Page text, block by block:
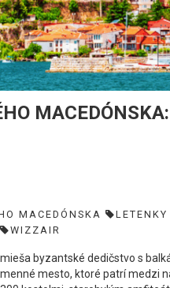
MACEDÓNSKA LETENKY
WIZZAIR
byzantské dedičstvo s
mesto, ktoré patrí medzi